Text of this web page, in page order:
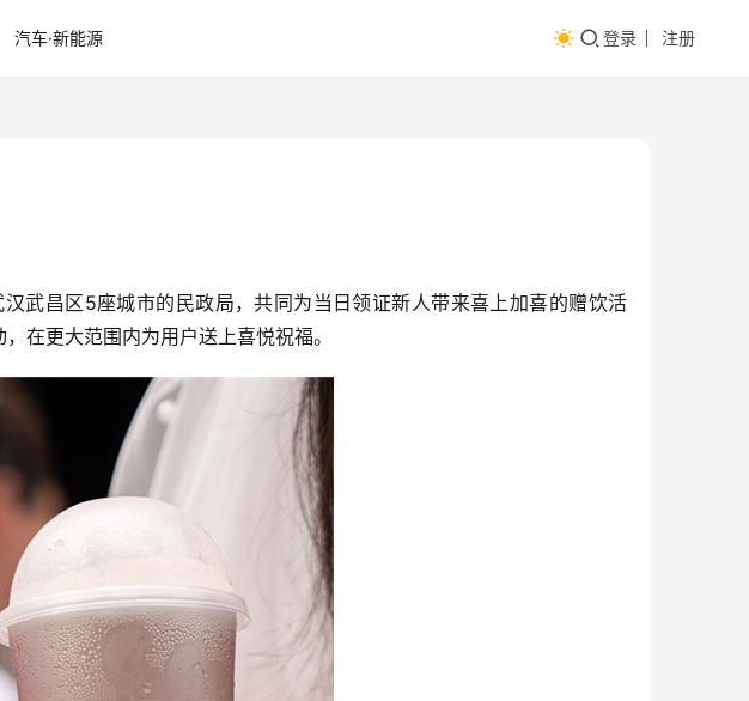
汽车·新能源 登录 注册
武昌区5座城市的民政局，共同为当日领证新人带来喜上加喜的赠饮活
在更大范围内为用户送上喜悦祝福。